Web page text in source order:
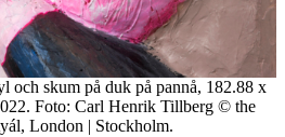
och skum på duk på pannå, 182.88 x
Foto: Carl Henrik Tillberg ©️ the
London | Stockholm.